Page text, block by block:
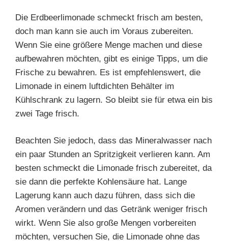
Die Erdbeerlimonade schmeckt frisch am besten,
doch man kann sie auch im Voraus zubereiten.
Wenn Sie eine größere Menge machen und diese
aufbewahren möchten, gibt es einige Tipps, um die
Frische zu bewahren. Es ist empfehlenswert, die
Limonade in einem luftdichten Behälter im
Kühlschrank zu lagern. So bleibt sie für etwa ein bis
zwei Tage frisch.
Beachten Sie jedoch, dass das Mineralwasser nach
ein paar Stunden an Spritzigkeit verlieren kann. Am
besten schmeckt die Limonade frisch zubereitet, da
sie dann die perfekte Kohlensäure hat. Lange
Lagerung kann auch dazu führen, dass sich die
Aromen verändern und das Getränk weniger frisch
wirkt. Wenn Sie also große Mengen vorbereiten
möchten, versuchen Sie, die Limonade ohne das